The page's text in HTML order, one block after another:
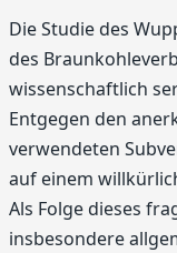
Die Studie des
des
wissenschaftlich
Entgegen den
verwendeten
auf einem
Als Folge dieses
insbesondere